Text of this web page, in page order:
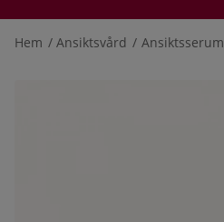
Hem Ansiktsvård Ansiktsserum